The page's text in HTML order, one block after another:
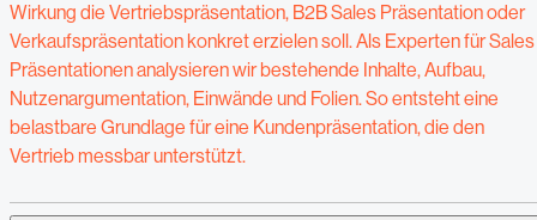
Wirkung die Vertriebspräsentation, B2B Sales Präsentation oder
Verkaufspräsentation konkret erzielen soll. Als Experten für Sales
Präsentationen analysieren wir bestehende Inhalte, Aufbau,
Nutzenargumentation, Einwände und Folien. So entsteht eine
belastbare Grundlage für eine Kundenpräsentation, die den
Vertrieb messbar unterstützt.